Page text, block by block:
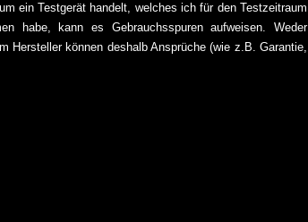
ein Testgerät handelt, welches ich für den Testzeitraum
habe, kann es Gebrauchsspuren aufweisen. Weder
Hersteller können deshalb Ansprüche (wie z.B. Garantie,